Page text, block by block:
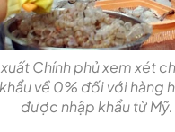
xuất Chính phủ xem xét
về 0% đối với hàng
được nhập khẩu từ Mỹ.